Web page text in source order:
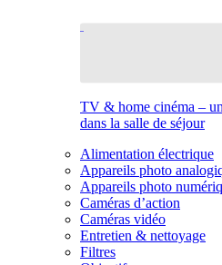
TV & home cinéma –
dans la salle de séjour
Alimentation électrique
Appareils photo
Appareils photo
Caméras d’action
Caméras vidéo
Entretien & nettoyage
Filtres